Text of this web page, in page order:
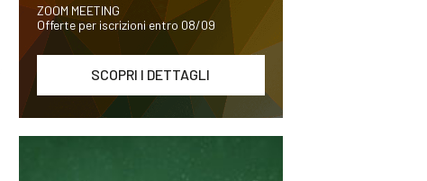
ZOOM MEETING
Offerte per iscrizioni entro 08/09
SCOPRI I DETTAGLI